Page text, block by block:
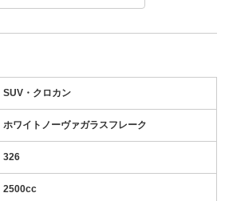
SUV・クロカン
ホワイトノーヴァガラスフレーク
326
2500cc